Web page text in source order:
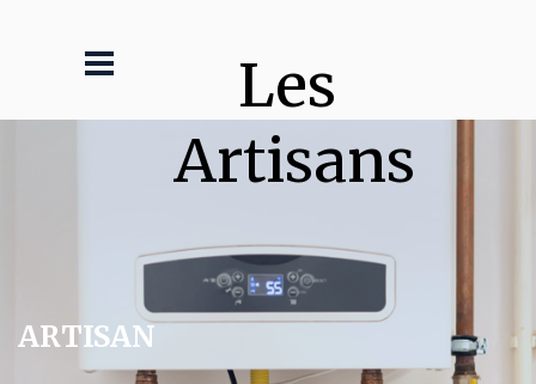
Les
Artisans
ARTISAN